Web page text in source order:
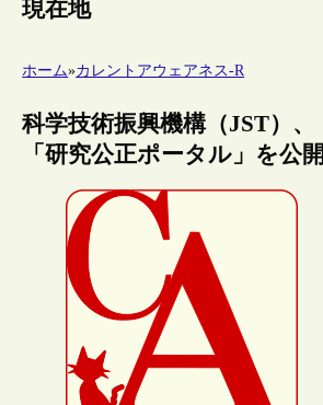
現在地
ホーム»カレントアウェアネス-R
科学技術振興機構（JST）、
「研究公正ポータル」を公開